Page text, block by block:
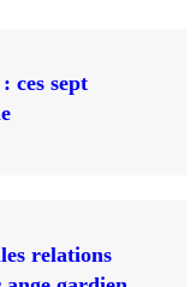
ces sept
relations